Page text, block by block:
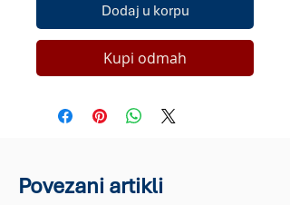
Dodaj u korpu
Kupi odmah
Povezani artikli